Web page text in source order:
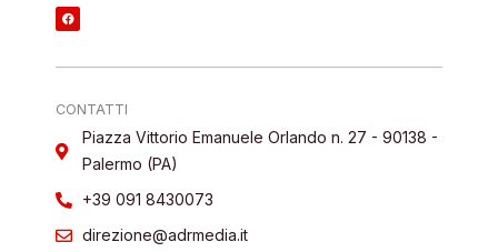
F
a
c
o
CONTATTI
Piazza Vittorio Emanuele Orlando n. 27 - 90138 -
Palermo (PA)
+39 091 8430073
direzione@adrmedia.it